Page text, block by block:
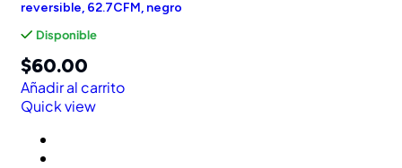
reversible, 62.7CFM, negro
Disponible
$60.00
Añadir al carrito
Quick view